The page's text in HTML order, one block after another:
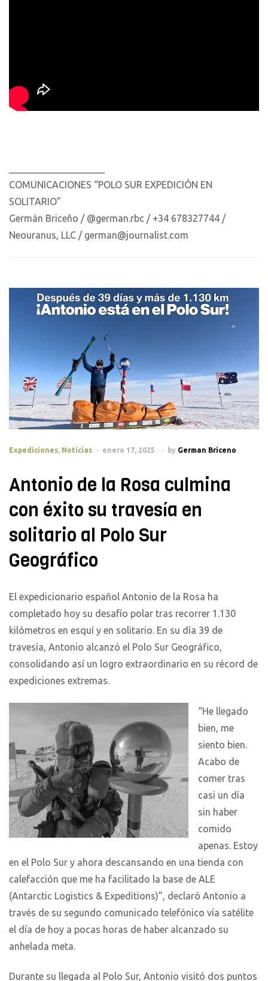
COMUNICACIONES “POLO SUR EXPEDICIÓN EN
SOLITARIO”
Germán Briceño / @german.rbc / +34 678327744 /
Neouranus, LLC / german@journalist.com
Categories
Expediciones, Noticias enero 17, 2025 by German Briceno
Antonio de la Rosa culmina
con éxito su travesía en
solitario al Polo Sur
Geográfico
El expedicionario español Antonio de la Rosa ha
completado hoy su desafío polar tras recorrer 1.130
kilómetros en esquí y en solitario. En su día 39 de
travesía, Antonio alcanzó el Polo Sur Geográfico,
consolidando así un logro extraordinario en su récord de
expediciones extremas.
“He llegado
bien, me
siento bien.
Acabo de
comer tras
casi un día
sin haber
comido
apenas. Estoy
en el Polo Sur y ahora descansando en una tienda con
calefacción que me ha facilitado la base de ALE
(Antarctic Logistics & Expeditions)”, declaró Antonio a
través de su segundo comunicado telefónico vía satélite
el día de hoy a pocas horas de haber alcanzado su
anhelada meta.
Durante su llegada al Polo Sur, Antonio visitó dos puntos